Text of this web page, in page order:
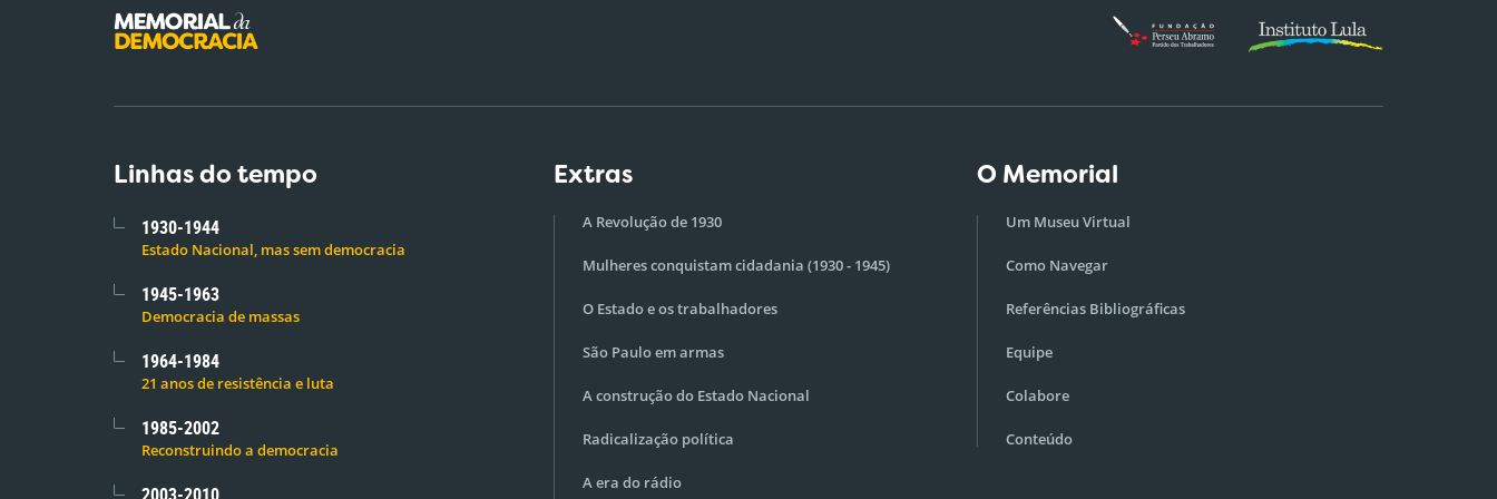
Linhas do tempo
1930-1944
Estado Nacional, mas sem democracia
1945-1963
Democracia de massas
1964-1984
21 anos de resistência e luta
1985-2002
Reconstruindo a democracia
Extras
A Revolução de 1930
Mulheres conquistam cidadania (1930 - 1945)
O Estado e os trabalhadores
São Paulo em armas
A construção do Estado Nacional
Radicalização política
A era do rádio
O Memorial
Um Museu Virtual
Como Navegar
Referências Bibliográficas
Equipe
Colabore
Conteúdo